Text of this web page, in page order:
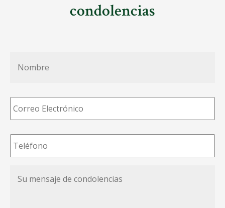
condolencias
Correo
Electrónico *
Teléfono *
mensaje